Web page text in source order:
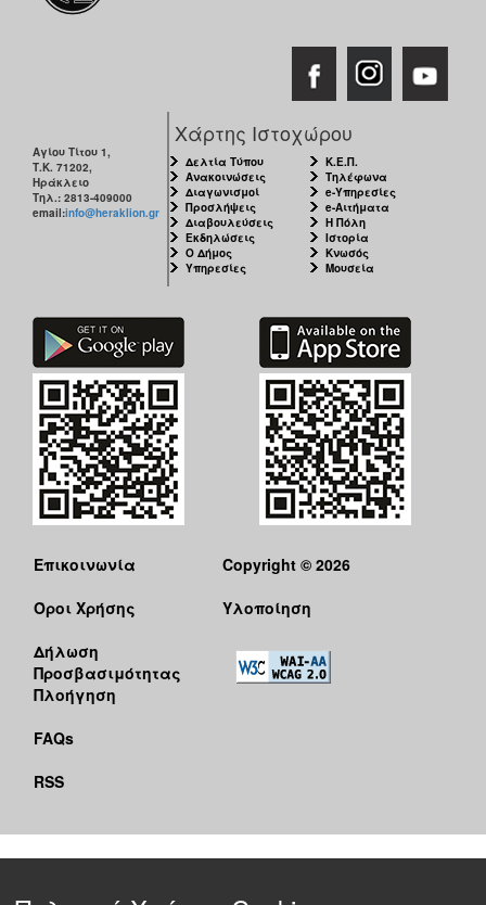
Αγίου Τίτου 1,
Τ.Κ. 71202,
Ηράκλειο
Τηλ.: 2813-409000
email:info@heraklion.gr
Χάρτης Ιστοχώρου
Δελτία Τύπου
Ανακοινώσεις
Διαγωνισμοί
Προσλήψεις
Διαβουλεύσεις
Εκδηλώσεις
Ο Δήμος
Υπηρεσίες
Κ.Ε.Π.
Τηλέφωνα
e-Υπηρεσίες
e-Αιτήματα
Η Πόλη
Ιστορία
Κνωσός
Μουσεία
Επικοινωνία
Όροι Χρήσης
Δήλωση
Προσβασιμότητας
Πλοήγηση
FAQs
RSS
Copyright © 2026
Υλοποίηση